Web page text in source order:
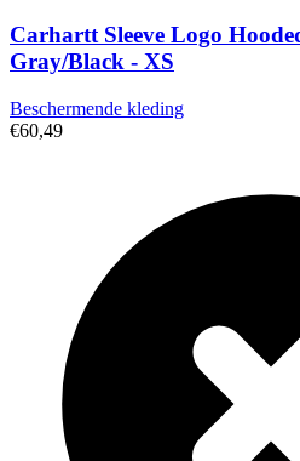
Carhartt Sleeve Logo
Gray/Black - XS
Beschermende kleding
€60,49